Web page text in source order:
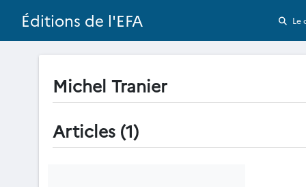
Éditions de l'EFA Le
Michel Tranier
Articles (1)